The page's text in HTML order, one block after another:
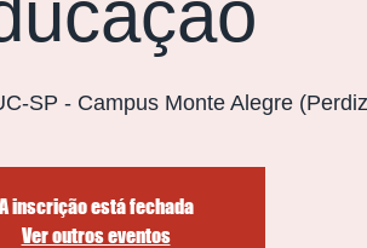
SP - Campus Monte Alegre
A inscrição está fechada
Ver outros eventos